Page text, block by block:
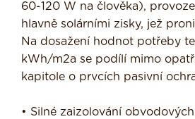
60-120 W na člověka),
hlavně solárními zisky, jež
Na dosažení hodnot potřeby
kWh/m2a se podílí mimo
kapitole o prvcích pasivní
• Silné zaizolování